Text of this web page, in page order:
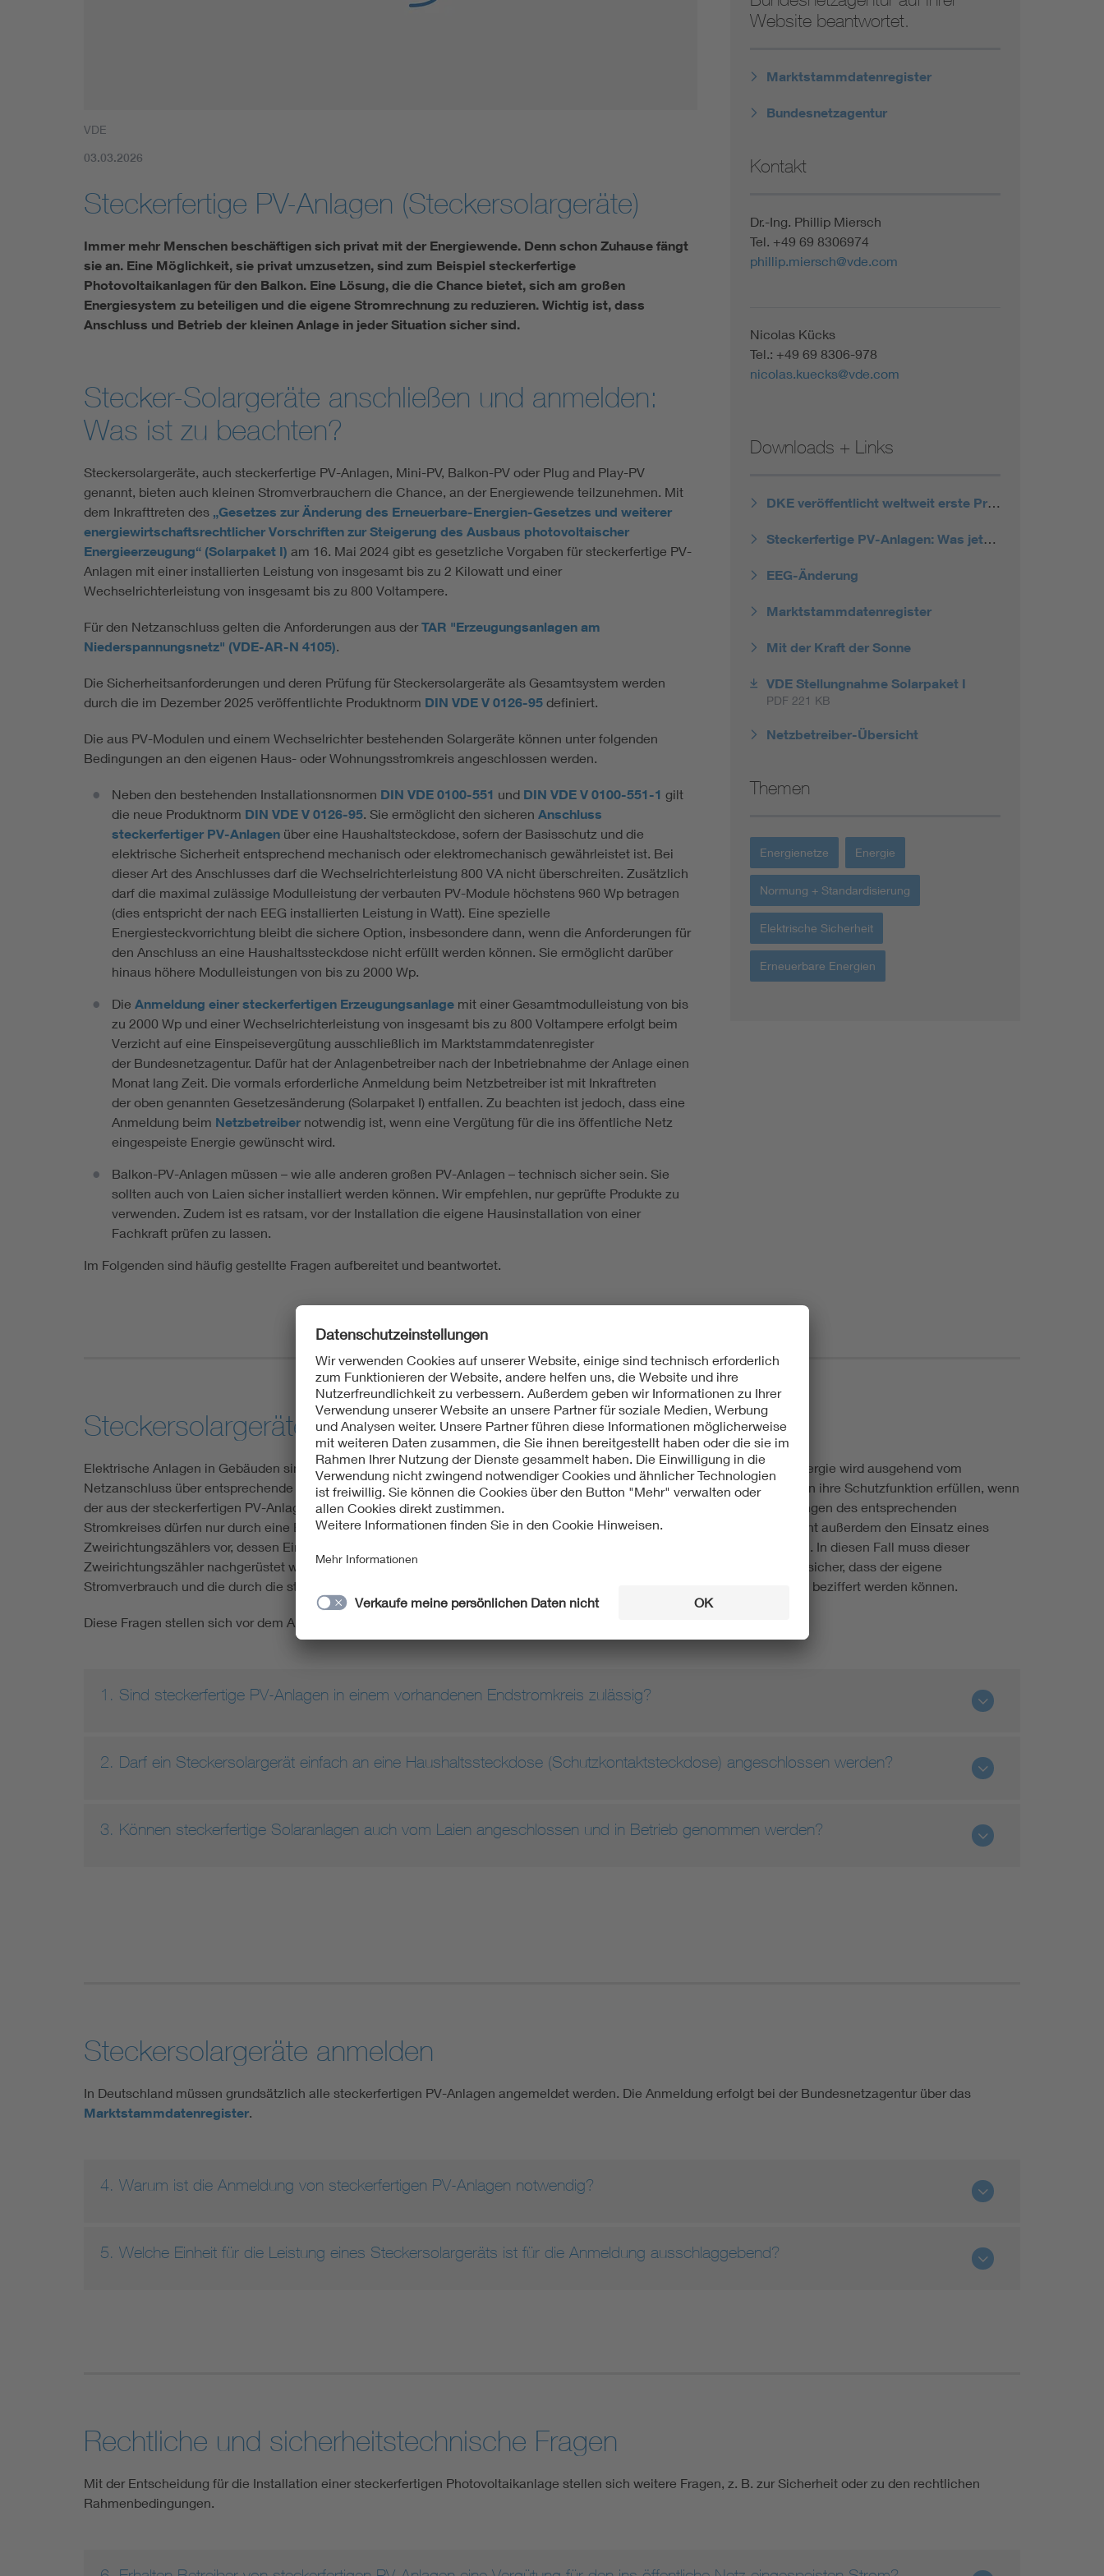
VDE
03.03.2026
Steckerfertige PV-Anlagen (Steckersolargeräte)
Immer mehr Menschen beschäftigen sich privat mit der Energiewende. Denn schon Zuhause fängt
sie an. Eine Möglichkeit, sie privat umzusetzen, sind zum Beispiel steckerfertige
Photovoltaikanlagen für den Balkon. Eine Lösung, die die Chance bietet, sich am großen
Energiesystem zu beteiligen und die eigene Stromrechnung zu reduzieren. Wichtig ist, dass
Anschluss und Betrieb der kleinen Anlage in jeder Situation sicher sind.
Stecker-Solargeräte anschließen und anmelden:
Was ist zu beachten?
Steckersolargeräte, auch steckerfertige PV-Anlagen, Mini-PV, Balkon-PV oder Plug and Play-PV
genannt, bieten auch kleinen Stromverbrauchern die Chance, an der Energiewende teilzunehmen. Mit
dem Inkrafttreten des „Gesetzes zur Änderung des Erneuerbare-Energien-Gesetzes und weiterer
energiewirtschaftsrechtlicher Vorschriften zur Steigerung des Ausbaus photovoltaischer
Energieerzeugung“ (Solarpaket I) am 16. Mai 2024 gibt es gesetzliche Vorgaben für steckerfertige PV-
Anlagen mit einer installierten Leistung von insgesamt bis zu 2 Kilowatt und einer
Wechselrichterleistung von insgesamt bis zu 800 Voltampere.
Für den Netzanschluss gelten die Anforderungen aus derTAR "Erzeugungsanlagen am
Niederspannungsnetz" (VDE-AR-N 4105).
Die Sicherheitsanforderungen und deren Prüfung für Steckersolargeräte als Gesamtsystem werden
durch die im Dezember 2025 veröffentlichte Produktnorm DIN VDE V 0126-95 definiert.
Die aus PV-Modulen und einem Wechselrichter bestehenden Solargeräte können unter folgenden
Bedingungen an den eigenen Haus- oder Wohnungsstromkreis angeschlossen werden.
Neben den bestehenden Installationsnormen DIN VDE 0100-551 und DIN VDE V 0100-551-1 gilt
die neue Produktnorm DIN VDE V 0126-95. Sie ermöglicht den sicheren Anschluss
steckerfertiger PV-Anlagen über eine Haushaltsteckdose, sofern der Basisschutz und die
elektrische Sicherheit entsprechend mechanisch oder elektromechanisch gewährleistet ist. Bei
dieser Art des Anschlusses darf die Wechselrichterleistung 800 VA nicht überschreiten. Zusätzlich
darf die maximal zulässige Modulleistung der verbauten PV-Module höchstens 960 Wp betragen
(dies entspricht der nach EEG installierten Leistung in Watt). Eine spezielle
Energiesteckvorrichtung bleibt die sichere Option, insbesondere dann, wenn die Anforderungen für
den Anschluss an eine Haushaltssteckdose nicht erfüllt werden können. Sie ermöglicht darüber
hinaus höhere Modulleistungen von bis zu 2000 Wp.
Die Anmeldung einer steckerfertigen Erzeugungsanlage mit einer Gesamtmodulleistung von bis
zu 2000 Wp und einer Wechselrichterleistung von insgesamt bis zu 800 Voltampere erfolgt beim
Verzicht auf eine Einspeisevergütung ausschließlich im Marktstammdatenregister
der Bundesnetzagentur. Dafür hat der Anlagenbetreiber nach der Inbetriebnahme der Anlage einen
Monat lang Zeit. Die vormals erforderliche Anmeldung beim Netzbetreiber ist mit Inkraftreten
der oben genannten Gesetzesänderung (Solarpaket I) entfallen. Zu beachten ist jedoch, dass eine
Anmeldung beim Netzbetreiber notwendig ist, wenn eine Vergütung für die ins öffentliche Netz
eingespeiste Energie gewünscht wird.
Balkon-PV-Anlagen müssen – wie alle anderen großen PV-Anlagen – technisch sicher sein. Sie
sollten auch von Laien sicher installiert werden können. Wir empfehlen, nur geprüfte Produkte zu
verwenden. Zudem ist es ratsam, vor der Installation die eigene Hausinstallation von einer
Fachkraft prüfen zu lassen.
Im Folgenden sind häufig gestellte Fragen aufbereitet und beantwortet.
Website beantwortet.
Marktstammdatenregister
Bundesnetzagentur
Kontakt
Dr.-Ing. Phillip Miersch
Tel. +49 69 8306974
phillip.miersch@vde.com
Nicolas Kücks
Tel.: +49 69 8306-978
nicolas.kuecks@vde.com
Downloads + Links
DKE veröffentlicht weltweit erste Produktnorm für Steckersolargeräte
Steckerfertige PV-Anlagen: Was jetzt möglich ist
EEG-Änderung
Marktstammdatenregister
Mit der Kraft der Sonne
VDE Stellungnahme Solarpaket I
PDF 221 KB
Netzbetreiber-Übersicht
Themen
Energienetze Energie
Normung + Standardisierung
Elektrische Sicherheit
Erneuerbare Energien
Steckersolargeräte zu Hause richtig anschließen
Elektrische Anlagen in Gebäuden sind auf eine zentrale Einspeisung der elektrischen Energie ausgelegt. Die elektrische Energie wird ausgehend vom
Netzanschluss über entsprechende Sicherungen bis zu den Haushaltssteckdosen verteilt. Die Sicherungen können nur dann ihre Schutzfunktion erfüllen, wenn
der aus der steckerfertigen PV-Anlage zurückgespeiste Strom berücksichtigt wird. Die Beurteilung und eventuelle Anpassungen des entsprechenden
Stromkreises dürfen nur durch eine Elektrofachkraft vorgenommen werden. Der Betrieb einer steckerfertigen PV-Anlage sieht außerdem den Einsatz eines
Zweirichtungszählers vor, dessen Einbau ist aber nicht Voraussetzung zur Inbetriebnahme von steckerfertigen Solaranlagen. In diesen Fall muss dieser
Zweirichtungszähler nachgerüstet werden, das geschieht automatisch durch den Messstellenbetreiber. Dieser Zähler stellt sicher, dass der eigene
Stromverbrauch und die durch die steckerfertige Solaranlage erzeugte Energie separat voneinander und eichrechtskonform beziffert werden können.
Diese Fragen stellen sich vor dem Anschluss eines Steckersolargerätes:
1. Sind steckerfertige PV-Anlagen in einem vorhandenen Endstromkreis zulässig?
2. Darf ein Steckersolargerät einfach an eine Haushaltssteckdose (Schutzkontaktsteckdose) angeschlossen werden?
3. Können steckerfertige Solaranlagen auch vom Laien angeschlossen und in Betrieb genommen werden?
Steckersolargeräte anmelden
In Deutschland müssen grundsätzlich alle steckerfertigen PV-Anlagen angemeldet werden. Die Anmeldung erfolgt bei der Bundesnetzagentur über das
Marktstammdatenregister.
4. Warum ist die Anmeldung von steckerfertigen PV-Anlagen notwendig?
5. Welche Einheit für die Leistung eines Steckersolargeräts ist für die Anmeldung ausschlaggebend?
Rechtliche und sicherheitstechnische Fragen
Mit der Entscheidung für die Installation einer steckerfertigen Photovoltaikanlage stellen sich weitere Fragen, z. B. zur Sicherheit oder zu den rechtlichen
Rahmenbedingungen.